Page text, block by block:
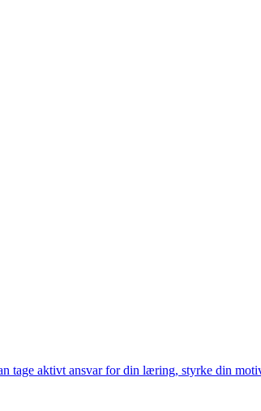
tage aktivt ansvar for din læring, styrke din